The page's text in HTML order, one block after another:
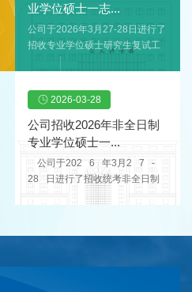
工士兵专项计划成绩排名第1的考
生，具体名单如
下。
表1 复试拟录取结果序号考生编
号姓名（加密）总成绩排名拟录
拟录取备注1100...
业学位硕士一志...
公司于2026年3月27-28日进行了
招收专业学位硕士研究生复试工
未分配。依照考生思想政治与道
德品质情况、现实表现情况、个
人身体情况、复试成绩、总成
绩，结合考生志愿意向和公司拟
接收指标，复试成绩及拟录取结
果见表1。入学后3个月内，公司
按照《普通高等公司员工管理规
定》的有关要求，对所有考生进
月3日，7日。表1 复试成绩及拟
2026-03-28
公司招收2026年非全日制
专业学位硕士一...
公司于202 6 年3月2 7 -
28 日进行了招收统考非全日制
专业学位硕士研究生复试工作，